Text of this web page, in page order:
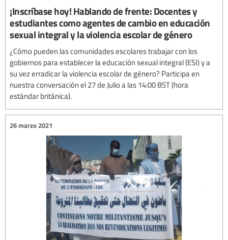
¡Inscríbase hoy! Hablando de frente: Docentes y
estudiantes como agentes de cambio en educación
sexual integral y la violencia escolar de género
¿Cómo pueden las comunidades escolares trabajar con los
gobiernos para establecer la educación sexual integral (ESI) y a
su vez erradicar la violencia escolar de género? Participa en
nuestra conversación el 27 de Julio a las 14:00 BST (hora
estándar británica).
26 marzo 2021